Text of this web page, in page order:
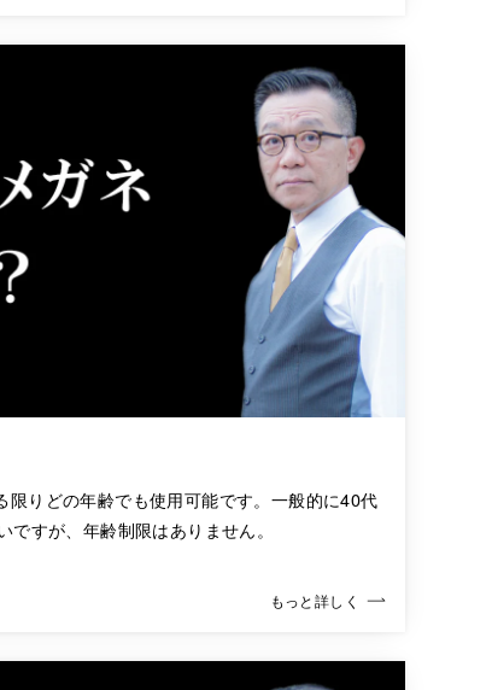
りどの年齢でも使用可能です。一般的に40代
すが、年齢制限はありません。
もっと詳しく